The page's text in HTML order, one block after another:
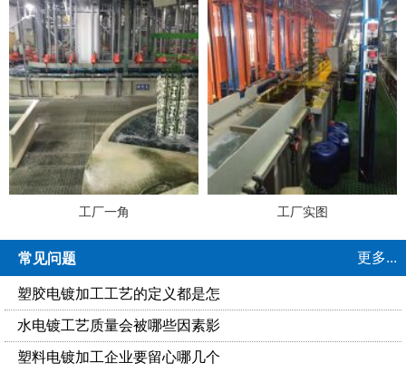
工厂一角 工厂实图
常见问题 更多...
塑胶电镀加工工艺的定义都是怎
水电镀工艺质量会被哪些因素影
塑料电镀加工企业要留心哪几个